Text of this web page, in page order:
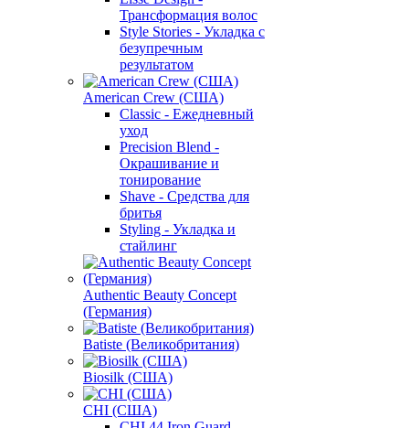
Трансформация волос
Style Stories - Укладка с
безупречным
результатом
American Crew (США)
Classic - Ежедневный
уход
Precision Blend -
Окрашивание и
тонирование
Shave - Средства для
бритья
Styling - Укладка и
стайлинг
Authentic Beauty Concept
(Германия)
Batiste (Великобритания)
Biosilk (США)
CHI (США)